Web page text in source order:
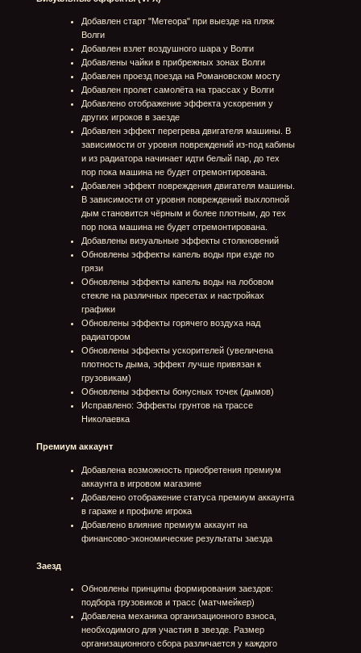
отображение ника и иконки игрока, статуса
профиль игрока
Добавлен экран перевода опыта грузовика в
Добавлен экран перевода золота в кредиты
Удален виджет названия техники над грузовиком
Добавлена информация о выбранном грузовике
(класс, уровень, название, организационный взнос,
количество заработанного опыта) над главным
меню
Визуально изменены карточки машин
Появилась группировка по кластерам
Изменен вид кнопок переключения грузовиков в
карусели
техники в карусели грузовиков в гараже и
возможность перехода в дерево исследований из
Реализованы всплывающие подсказки на все типы
валют, опыт, свободный опыт, организационный
взнос
прокачаны все модули грузовика)
Добавлено окно выбора режима заезда (справа от
кнопки "Поехали")
Обновлено визуальное оформление гаража,
настроено освещение, добавлены визуальные
эффекты лучей света, пылинки, капель на воротах
игры. Снаряжение открывается только по клику по
соответствующему слоту снаряжения внизу экрана
Добавлены дополнительные нотификации в центр
уведомлений
Добавлен экран кастомизации грузовиков в гараже
Добавлена возможность покупки декалей и их
грузовика
оффроад тематики (25 шт), космической тематики
(29 шт), женской тематики (14 шт), общей тематики
Добавлено отображение установленных на
грузовики декалей в заезде у всех игроков
Дерево исследований
Изменена стоимость исследования грузовиков
возможность исследования и покупки техники,
которая находится в заезде.
Добавлена возможность просмотра
внутриигрового магазина с разделами: